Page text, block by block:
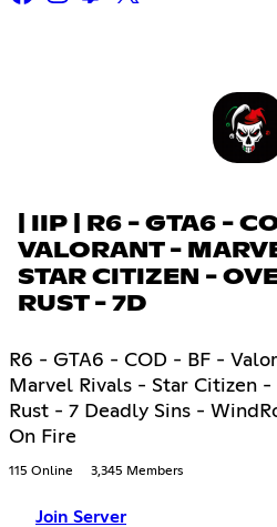
| IIP | R6 - GTA6 -
VALORANT -
STAR CITIZEN -
RUST - 7D
R6 - GTA6 - COD - BF -
Marvel Rivals - Star Citizen
Rust - 7 Deadly Sins -
On Fire
115 Online 3,345 Members
Join Server